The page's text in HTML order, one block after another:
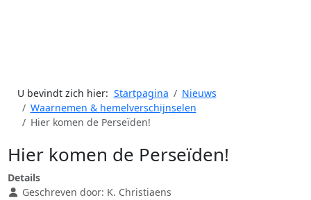
U bevindt zich hier: Startpagina
Nieuws
Waarnemen & hemelverschijnselen
Hier komen de Perseïden!
Hier komen de Perseïden!
Details
Geschreven door: K. Christiaens